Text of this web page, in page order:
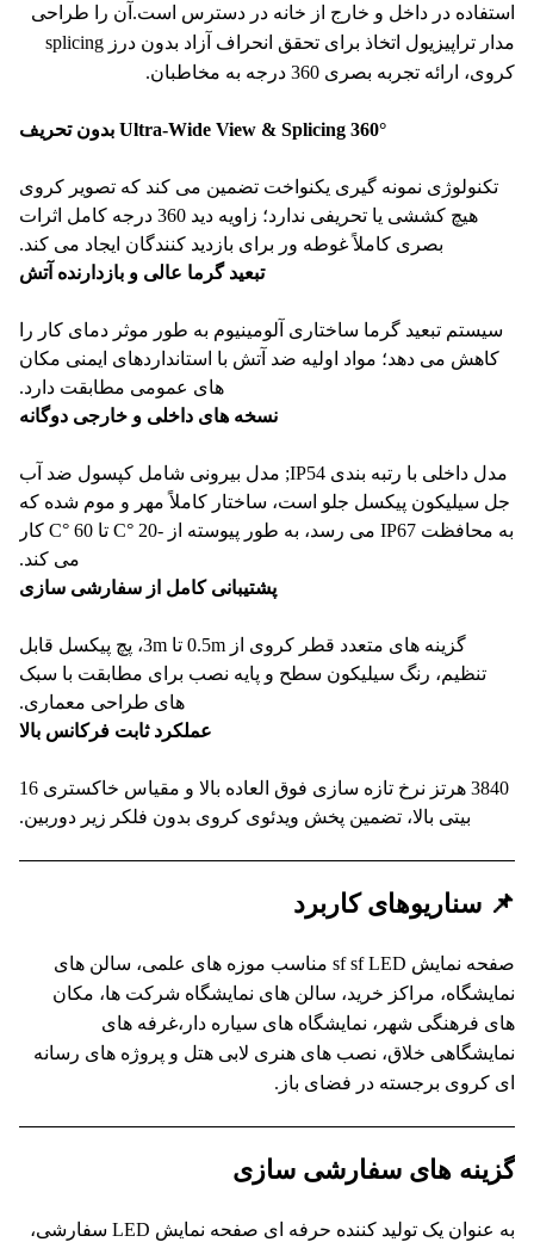
در داخل و خارج از خانه در دسترس است.آن را طراحی
مدار تراپیزیول اتخاذ برای تحقق انحراف آزاد بدون درز splicing
ارائه تجربه بصری 360 درجه به مخاطبان.
نمونه گیری یکنواخت تضمین می کند که تصویر کروی
هیچ کششی یا تحریفی ندارد؛ زاویه دید 360 درجه کامل اثرات
بصری کاملاً غوطه ور برای بازدید کنندگان ایجاد می کند.
تبعید گرما عالی و بازدارنده آتش
تبعید گرما ساختاری آلومینیوم به طور موثر دمای کار را
می دهد؛ مواد اولیه ضد آتش با استانداردهای ایمنی مکان
های عمومی مطابقت دارد.
نسخه های داخلی و خارجی دوگانه
مدل داخلی با رتبه بندی IP54; مدل بیرونی شامل کپسول ضد آب
سیلیکون پیکسل جلو است، ساختار کاملاً مهر و موم شده که
به محافظت IP67 می رسد، به طور پیوسته از -20 °C تا 60 °C کار
می کند.
پشتیبانی کامل از سفارشی سازی
گزینه های متعدد قطر کروی از 0.5m تا 3m، پچ پیکسل قابل
تنظیم، رنگ سیلیکون سطح و پایه نصب برای مطابقت با سبک
های طراحی معماری.
عملکرد ثابت فرکانس بالا
3840 هرتز نرخ تازه سازی فوق العاده بالا و مقیاس خاکستری 16
بیتی بالا، تضمین پخش ویدئوی کروی بدون فلکر زیر دوربین.
سناریوهای کاربرد
صفحه نمایش sf sf LED مناسب موزه های علمی، سالن های
مراکز خرید، سالن های نمایشگاه شرکت ها، مکان
فرهنگی شهر، نمایشگاه های سیاره دار،غرفه های
خلاق، نصب های هنری لابی هتل و پروژه های رسانه
کروی برجسته در فضای باز.
های سفارشی سازی
به عنوان یک تولید کننده حرفه ای صفحه نمایش LED سفارشی،